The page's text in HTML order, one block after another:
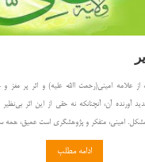
علامه امينى(رحمت االله علیه) و اثر پر مغز و
آورنده آن، آنچنانكه نه حقى از اين اثر
امينى، متفكر و پژوهشگرى است عميق، همه
ادامه مطلب